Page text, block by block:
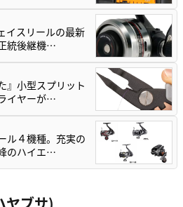
イスリールの最新
統後継機…
』小型スプリット
イヤーが…
ル４機種。充実の
のハイエ…